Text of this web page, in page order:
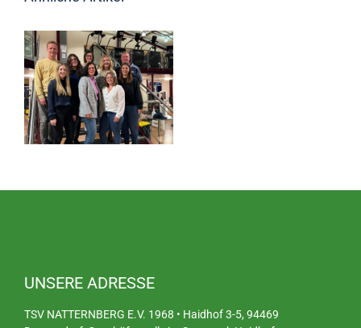
UNSERE ADRESSE
TSV NATTERNBERG E.V. 1968 • Haidhof 3-5, 94469